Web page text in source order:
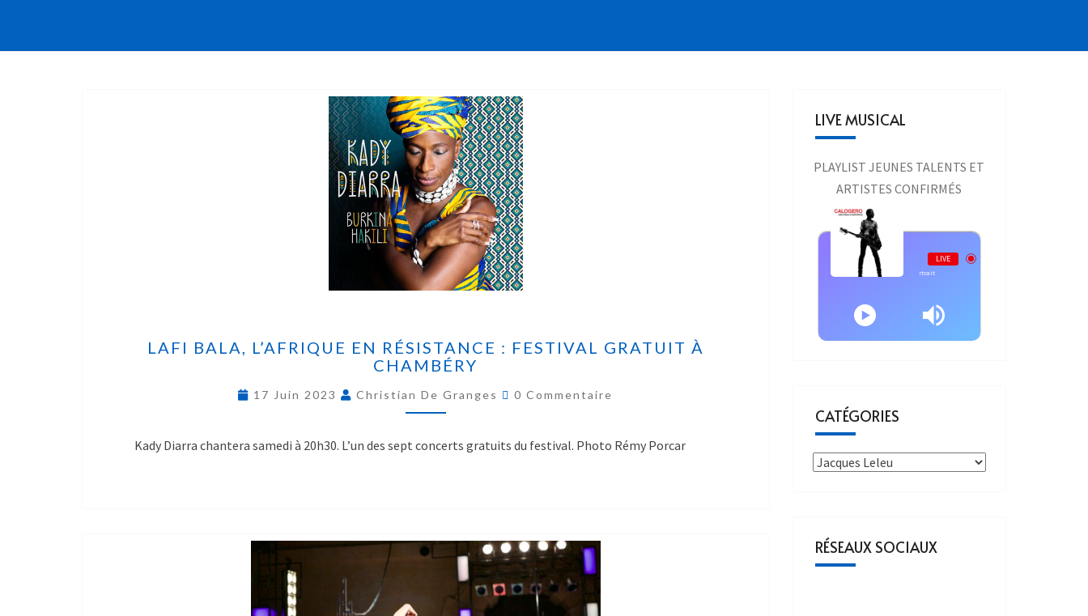
LAFI BALA, L’AFRIQUE EN RÉSISTANCE : FESTIVAL GRATUIT À
CHAMBÉRY
17 Juin 2023 Christian De Granges 0 Commentaire
Kady Diarra chantera samedi à 20h30. L’un des sept concerts gratuits du festival. Photo Rémy Porcar
LIVE MUSICAL
PLAYLIST JEUNES TALENTS ET
ARTISTES CONFIRMÉS
Live AURAONE
LIVE
Calogero - Calogero - Le Portrait
CATÉGORIES
RÉSEAUX SOCIAUX